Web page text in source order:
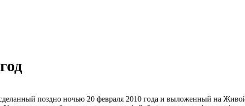
поздно ночью 20 февраля 2010 года и выложенный на